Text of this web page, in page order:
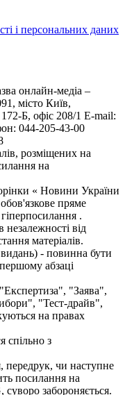
і персональних даних
онлайн-медіа –
місто Київ,
Б, офіс 208/1 E-mail:
044-205-43-00
розміщених на
на
« Новини України
пряме
.
від
матеріалів.
- повинна бути
абзаці
"Заява",
"Тест-драйв",
на правах
спільно з
передрук, чи наступне
посилання на
забороняється.